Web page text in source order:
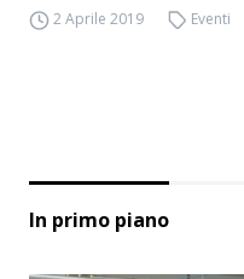
2 Aprile 2019 Eventi
In primo piano